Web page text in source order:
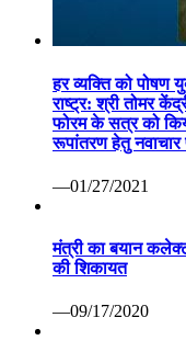
हर व्यक्ति को पोषण
राष्ट्र: श्री तोमर
फोरम के सत्र को
रूपांतरण हेतु
—01/27/2021
मंत्री का बयान
की शिकायत
—09/17/2020